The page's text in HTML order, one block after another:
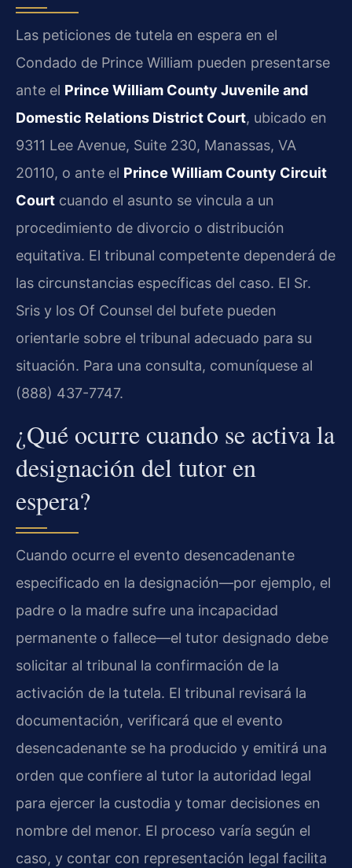
Las peticiones de tutela en espera en el
Condado de Prince William pueden presentarse
ante el Prince William County Juvenile and
Domestic Relations District Court, ubicado en
9311 Lee Avenue, Suite 230, Manassas, VA
20110, o ante el Prince William County Circuit
Court cuando el asunto se vincula a un
procedimiento de divorcio o distribución
equitativa. El tribunal competente dependerá de
las circunstancias específicas del caso. El Sr.
Sris y los Of Counsel del bufete pueden
orientarle sobre el tribunal adecuado para su
situación. Para una consulta, comuníquese al
(888) 437-7747.
¿Qué ocurre cuando se activa la
designación del tutor en
espera?
Cuando ocurre el evento desencadenante
especificado en la designación—por ejemplo, el
padre o la madre sufre una incapacidad
permanente o fallece—el tutor designado debe
solicitar al tribunal la confirmación de la
activación de la tutela. El tribunal revisará la
documentación, verificará que el evento
desencadenante se ha producido y emitirá una
orden que confiere al tutor la autoridad legal
para ejercer la custodia y tomar decisiones en
nombre del menor. El proceso varía según el
caso, y contar con representación legal facilita